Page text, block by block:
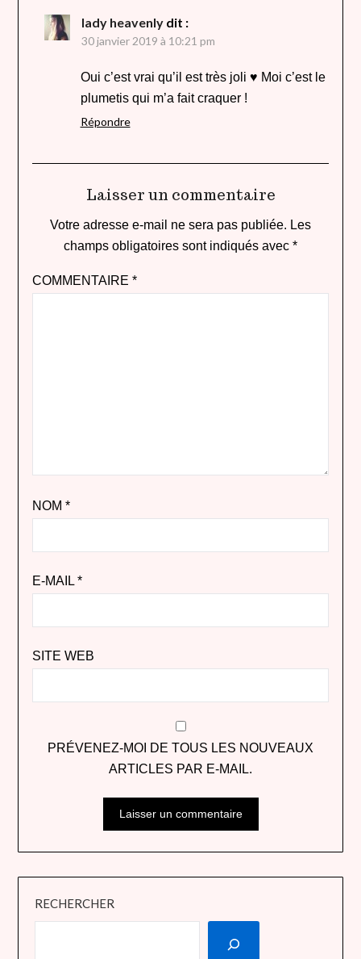
lady heavenly dit :
30 janvier 2019 à 10:21 pm
Oui c’est vrai qu’il est très joli ♥ Moi c’est le
plumetis qui m’a fait craquer !
Répondre
Laisser un commentaire
Votre adresse e-mail ne sera pas publiée. Les
champs obligatoires sont indiqués avec *
COMMENTAIRE *
NOM *
E-MAIL *
SITE WEB
PRÉVENEZ-MOI DE TOUS LES NOUVEAUX
ARTICLES PAR E-MAIL.
RECHERCHER